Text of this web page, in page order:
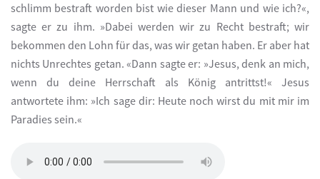
schlimm bestraft worden bist wie dieser Mann und wie ich?«,
sagte er zu ihm. »Dabei werden wir zu Recht bestraft; wir
bekommen den Lohn für das, was wir getan haben. Er aber hat
nichts Unrechtes getan. «Dann sagte er: »Jesus, denk an mich,
wenn du deine Herrschaft als König antrittst!« Jesus
antwortete ihm: »Ich sage dir: Heute noch wirst du mit mir im
Paradies sein.«